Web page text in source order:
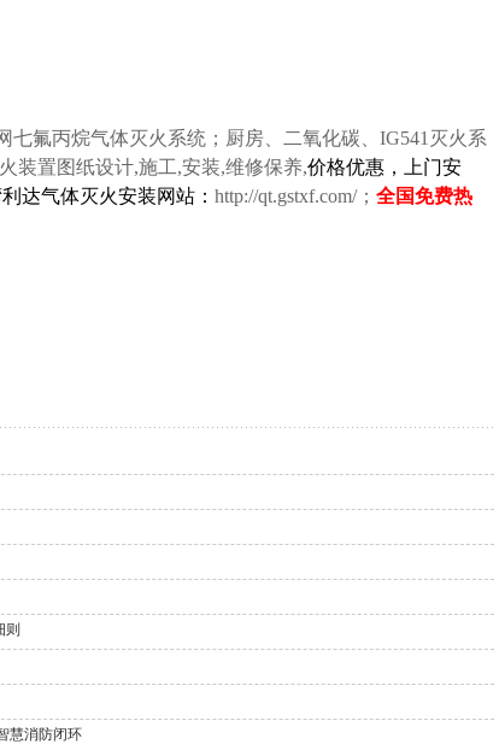
氟丙烷气体灭火系统；厨房、二氧化碳、IG541灭火系
装置图纸设计,施工,安装,维修保养,价格优惠，上门安
达气体灭火安装网站： http://qt.gstxf.com/； 全国免费热
则
慧消防闭环